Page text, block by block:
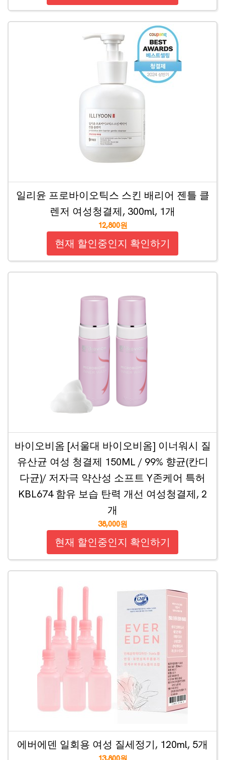
일리윤 프로바이오틱스 스킨 배리어 젠틀 클
렌저 여성청결제, 300ml, 1개
12,800원
현재 할인중인지 확인하기
바이오비옴 [서울대 바이오비옴] 이너워시 질
유산균 여성 청결제 150ML / 99% 향균(칸디
다균)/ 저자극 약산성 소프트 Y존케어 특허
KBL674 함유 보습 탄력 개선 여성청결제, 2
개
38,000원
현재 할인중인지 확인하기
에버에덴 일회용 여성 질세정기, 120ml, 5개